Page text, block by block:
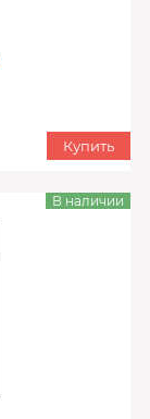
Купить
В наличии